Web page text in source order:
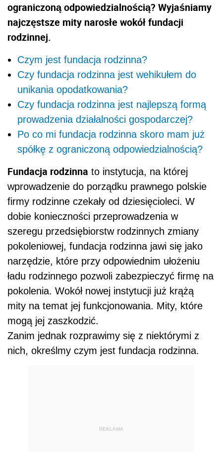
ograniczoną odpowiedzialnością? Wyjaśniamy
najczęstsze mity narosłe wokół fundacji
rodzinnej.
Czym jest fundacja rodzinna?
Czy fundacja rodzinna jest wehikułem do
unikania opodatkowania?
Czy fundacja rodzinna jest najlepszą formą
prowadzenia działalności gospodarczej?
Po co mi fundacja rodzinna skoro mam już
spółkę z ograniczoną odpowiedzialnością?
Fundacja rodzinna to instytucja, na której
wprowadzenie do porządku prawnego polskie
firmy rodzinne czekały od dziesięcioleci. W
dobie konieczności przeprowadzenia w
szeregu przedsiębiorstw rodzinnych zmiany
pokoleniowej, fundacja rodzinna jawi się jako
narzędzie, które przy odpowiednim ułożeniu
ładu rodzinnego pozwoli zabezpieczyć firmę na
pokolenia. Wokół nowej instytucji już krążą
mity na temat jej funkcjonowania. Mity, które
mogą jej zaszkodzić.
Zanim jednak rozprawimy się z niektórymi z
nich, określmy czym jest fundacja rodzinna.
REKLAMA